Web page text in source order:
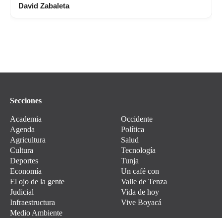
David Zabaleta
Secciones
Academia
Agenda
Agricultura
Cultura
Deportes
Economía
El ojo de la gente
Judicial
Infraestructura
Medio Ambiente
Occidente
Política
Salud
Tecnología
Tunja
Un café con
Valle de Tenza
Vida de hoy
Vive Boyacá